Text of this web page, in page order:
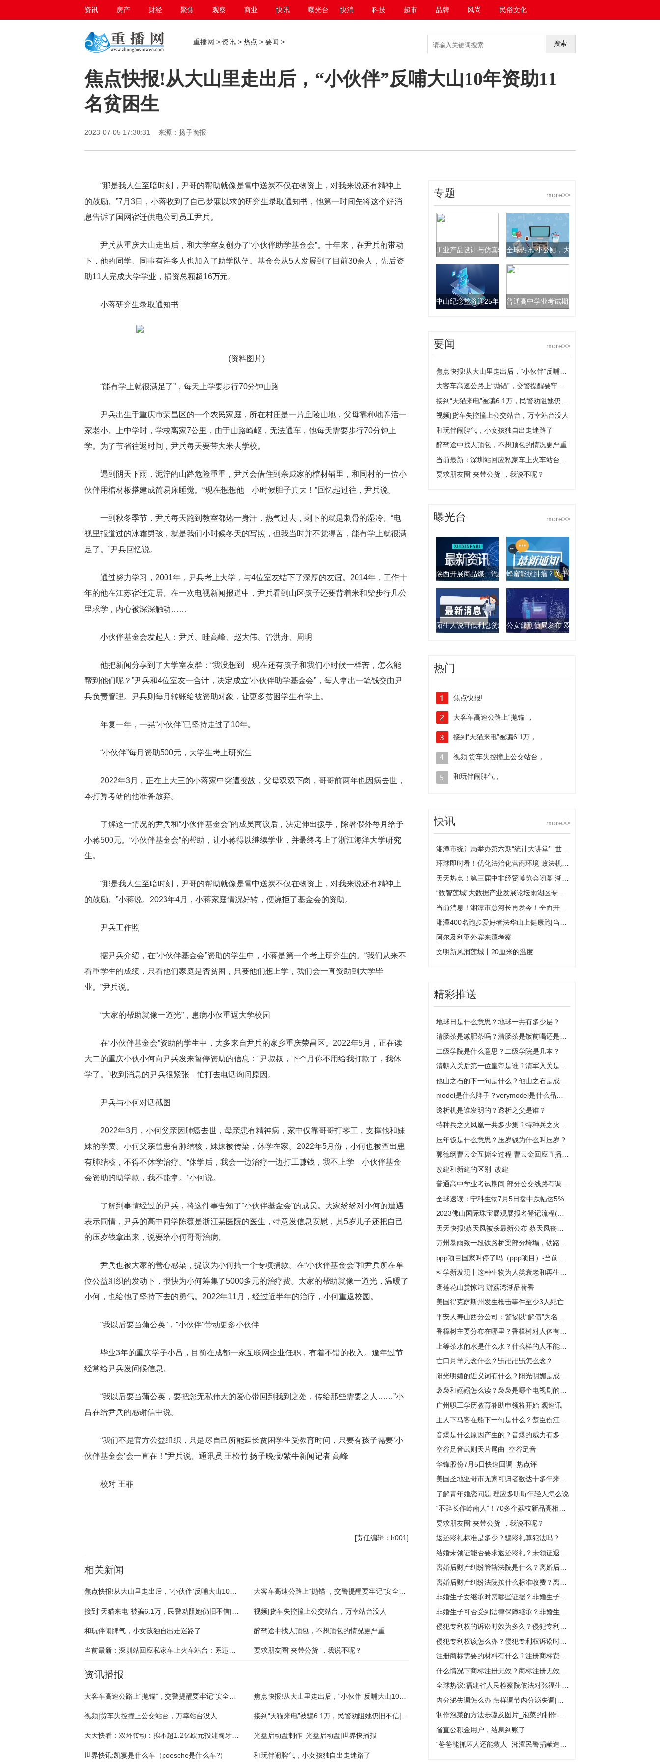
资讯 房产 财经 聚焦 观察 商业 快讯 曝光台 快消 科技 超市 品牌 风尚 民俗文化
<<返回首页
重播网 > 资讯 > 热点 > 要闻 > 搜索
焦点快报!从大山里走出后，“小伙伴”反哺大山10年资助11
名贫困生
2023-07-05 17:30:31 来源：扬子晚报
“那是我人生至暗时刻，尹哥的帮助就像是雪中送炭不仅在物资上，对我来说还有精神上
的鼓励。”7月3日，小蒋收到了自己梦寐以求的研究生录取通知书，他第一时间先将这个好消
息告诉了国网宿迁供电公司员工尹兵。
尹兵从重庆大山走出后，和大学室友创办了“小伙伴助学基金会”。十年来，在尹兵的带动
下，他的同学、同事有许多人也加入了助学队伍。基金会从5人发展到了目前30余人，先后资
助11人完成大学学业，捐资总额超16万元。
小蒋研究生录取通知书
(资料图片)
“能有学上就很满足了”，每天上学要步行70分钟山路
尹兵出生于重庆市荣昌区的一个农民家庭，所在村庄是一片丘陵山地，父母靠种地养活一
家老小。上中学时，学校离家7公里，由于山路崎岖，无法通车，他每天需要步行70分钟上
学。为了节省往返时间，尹兵每天要带大米去学校。
遇到阴天下雨，泥泞的山路危险重重，尹兵会借住到亲戚家的棺材铺里，和同村的一位小
伙伴用棺材板搭建成简易床睡觉。“现在想想他，小时候胆子真大！”回忆起过往，尹兵说。
一到秋冬季节，尹兵每天跑到教室都热一身汗，热气过去，剩下的就是刺骨的湿冷。“电
视里报道过的冰霜男孩，就是我们小时候冬天的写照，但我当时并不觉得苦，能有学上就很满
足了。”尹兵回忆说。
通过努力学习，2001年，尹兵考上大学，与4位室友结下了深厚的友谊。2014年，工作十
年的他在江苏宿迁定居。在一次电视新闻报道中，尹兵看到山区孩子还要背着米和柴步行几公
里求学，内心被深深触动……
小伙伴基金会发起人：尹兵、眭高峰、赵大伟、管洪舟、周明
他把新闻分享到了大学室友群：“我没想到，现在还有孩子和我们小时候一样苦，怎么能
帮到他们呢？”尹兵和4位室友一合计，决定成立“小伙伴助学基金会”，每人拿出一笔钱交由尹
兵负责管理。尹兵则每月转账给被资助对象，让更多贫困学生有学上。
年复一年，一晃“小伙伴”已坚持走过了10年。
“小伙伴”每月资助500元，大学生考上研究生
2022年3月，正在上大三的小蒋家中突遭变故，父母双双下岗，哥哥前两年也因病去世，
本打算考研的他准备放弃。
了解这一情况的尹兵和“小伙伴基金会”的成员商议后，决定伸出援手，除暑假外每月给予
小蒋500元。“小伙伴基金会”的帮助，让小蒋得以继续学业，并最终考上了浙江海洋大学研究
生。
“那是我人生至暗时刻，尹哥的帮助就像是雪中送炭不仅在物资上，对我来说还有精神上
的鼓励。”小蒋说。2023年4月，小蒋家庭情况好转，便婉拒了基金会的资助。
尹兵工作照
据尹兵介绍，在“小伙伴基金会”资助的学生中，小蒋是第一个考上研究生的。“我们从来不
看重学生的成绩，只看他们家庭是否贫困，只要他们想上学，我们会一直资助到大学毕
业。”尹兵说。
“大家的帮助就像一道光”，患病小伙重返大学校园
在“小伙伴基金会”资助的学生中，大多来自尹兵的家乡重庆荣昌区。2022年5月，正在读
大二的重庆小伙小何向尹兵发来暂停资助的信息：“尹叔叔，下个月你不用给我打款了，我休
学了。”收到消息的尹兵很紧张，忙打去电话询问原因。
尹兵与小何对话截图
2022年3月，小何父亲因肺癌去世，母亲患有精神病，家中仅靠哥哥打零工，支撑他和妹
妹的学费。小何父亲曾患有肺结核，妹妹被传染，休学在家。2022年5月份，小何也被查出患
有肺结核，不得不休学治疗。“休学后，我会一边治疗一边打工赚钱，我不上学，小伙伴基金
会资助的助学款，我不能拿。”小何说。
了解到事情经过的尹兵，将这件事告知了“小伙伴基金会”的成员。大家纷纷对小何的遭遇
表示同情，尹兵的高中同学陈薇是浙江某医院的医生，特意发信息安慰，其5岁儿子还把自己
的压岁钱拿出来，说要给小何哥哥治病。
尹兵也被大家的善心感染，提议为小何搞一个专项捐款。在“小伙伴基金会”和尹兵所在单
位公益组织的发动下，很快为小何筹集了5000多元的治疗费。大家的帮助就像一道光，温暖了
小何，也给他了坚持下去的勇气。2022年11月，经过近半年的治疗，小何重返校园。
“我以后要当蒲公英”，“小伙伴”带动更多小伙伴
毕业3年的重庆学子小吕，目前在成都一家互联网企业任职，有着不错的收入。逢年过节
经常给尹兵发问候信息。
“我以后要当蒲公英，要把您无私伟大的爱心带回到我到之处，传给那些需要之人……”小
吕在给尹兵的感谢信中说。
“我们不是官方公益组织，只是尽自己所能延长贫困学生受教育时间，只要有孩子需要‘小
伙伴基金会’会一直在！”尹兵说。通讯员 王松竹 扬子晚报/紫牛新闻记者 高峰
校对 王菲
[责任编辑：h001]
相关新闻
视频|货车失控撞上公交站台，万幸站台没人
和玩伴闹脾气，小女孩独自出走迷路了 醉驾途中找人顶包，不想顶包的情况更严重
要求朋友圈“夹带公货”，我说不呢？
资讯播报
视频|货车失控撞上公交站台，万幸站台没人
光盘启动盘制作_光盘启动盘|世界快播报
世界快讯:凯宴是什么车（poesche是什么车?） 和玩伴闹脾气，小女孩独自出走迷路了
more>>
专题
工业产品设计与仿真软件创新联盟在广州成立全球热讯:小公厕，大师造！广州细心雕琢城市便
中山纪念堂将迎25年来最大规模修缮，力争明年春节前竣工
普通高中学业考试期间 部分公交线路有调整-环球
more>>
要闻
视频|货车失控撞上公交站台，万幸站台没人
和玩伴闹脾气，小女孩独自出走迷路了
醉驾途中找人顶包，不想顶包的情况更严重
要求朋友圈“夹带公货”，我说不呢？
more>>
曝光台
陕西开展商品煤、汽柴油产品抽查行动 9批次产品不合格
蜂蜜能抗肿瘤？关于食物饮料的谣言你要知道这几
陌生人说可低利息贷款？西安一女子被骗走4万元
公安部刑侦局发布“双11”防诈骗指南：这些骗局要
热门
焦点快报!
大客车高速公路上“抛锚”，
交警提醒要牢记“安全9个字”
接到“天猫来电”被骗6.1万，
民警劝阻她仍旧不信|天天新消息
视频|货车失控撞上公交站台，
万幸站台没人
和玩伴闹脾气，
more>>
快讯
阿尔及利亚外宾来潭考察
文明新风润莲城丨20厘米的温度
精彩推送
地球日是什么意思？地球一共有多少层？
二级学院是什么意思？二级学院是几本？
透析机是谁发明的？透析之父是谁？
压年饭是什么意思？压岁钱为什么叫压岁？
改建和新建的区别_改建
全球速读：宁科生物7月5日盘中跌幅达5%
逛莲花山赏惊鸿 游荔湾湖品荷香
美国得克萨斯州发生枪击事件至少3人死亡
亡口月羊凡念什么？卐卍卍卐怎么念？
广州职工学历教育补助申领将开始 观速讯
空谷足音武则天片尾曲_空谷足音
华锋股份7月5日快速回调_热点评
了解青年婚恋问题 理应多听听年轻人怎么说
要求朋友圈“夹带公货”，我说不呢？
返还彩礼标准是多少？骗彩礼算犯法吗？
省直公积金用户，结息到账了